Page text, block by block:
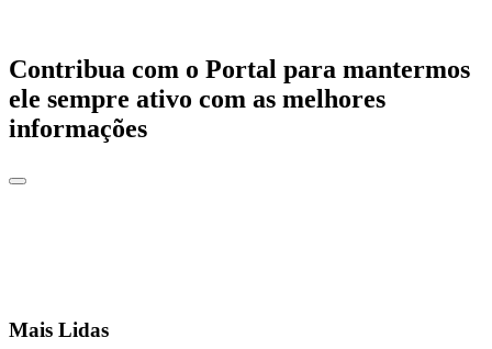
Contribua com o Portal para mantermos
ele sempre ativo com as melhores
informações
Mais Lidas